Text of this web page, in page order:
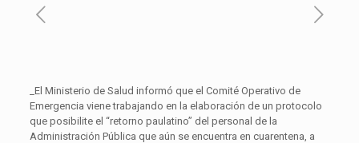
_El Ministerio de Salud informó que el Comité Operativo de
Emergencia viene trabajando en la elaboración de un protocolo
que posibilite el “retorno paulatino” del personal de la
Administración Pública que aún se encuentra en cuarentena, a